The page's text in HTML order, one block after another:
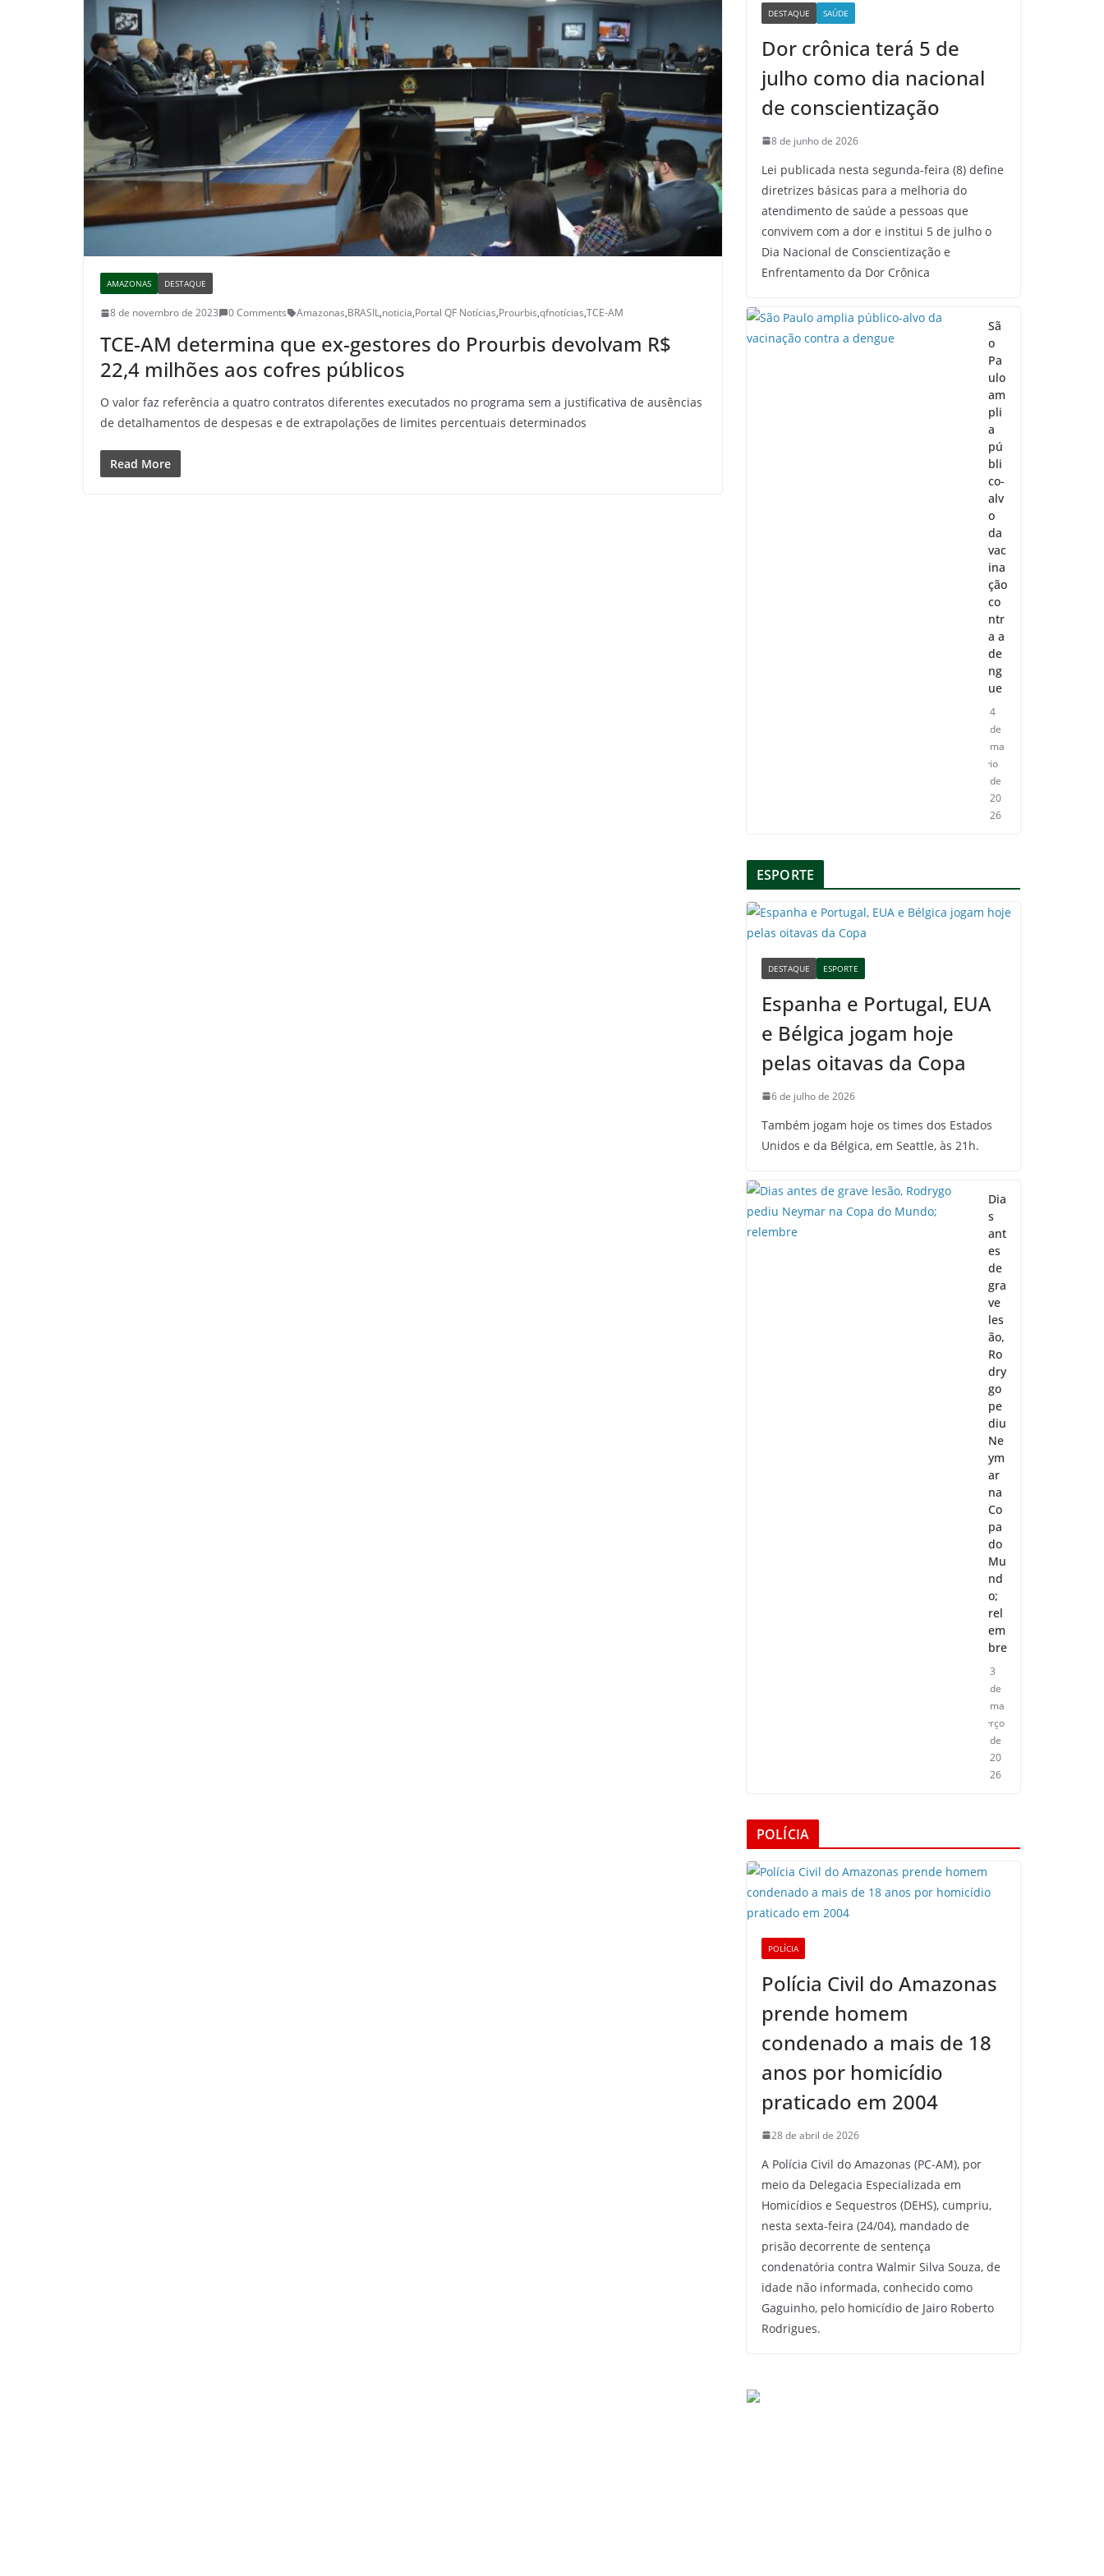
AMAZONAS DESTAQUE
8 de novembro de 2023 0 Comments Amazonas,BRASIL,noticia,Portal QF Notícias,Prourbis,qfnotícias,TCE-AM
TCE-AM determina que ex-gestores do Prourbis devolvam R$
22,4 milhões aos cofres públicos
O valor faz referência a quatro contratos diferentes executados no programa sem a justificativa de ausências
de detalhamentos de despesas e de extrapolações de limites percentuais determinados
Read More
DESTAQUE SAÚDE
Dor crônica terá 5 de
julho como dia nacional
de conscientização
8 de junho de 2026
Lei publicada nesta segunda-feira (8) define
diretrizes básicas para a melhoria do
atendimento de saúde a pessoas que
convivem com a dor e institui 5 de julho o
Dia Nacional de Conscientização e
Enfrentamento da Dor Crônica
Sã
o
Pa
ulo
am
pli
a
pú
bli
co-
alv
o
da
vac
ina
ção
co
ntr
a a
de
ng
ue
4
de
ma
io
de
20
26
ESPORTE
DESTAQUE ESPORTE
Espanha e Portugal, EUA
e Bélgica jogam hoje
pelas oitavas da Copa
6 de julho de 2026
Também jogam hoje os times dos Estados
Unidos e da Bélgica, em Seattle, às 21h.
Dia
s
ant
es
de
gra
ve
les
ão,
Ro
dry
go
pe
diu
Ne
ym
ar
na
Co
pa
do
Mu
nd
o;
rel
em
bre
3
de
ma
rço
de
20
26
POLÍCIA
POLÍCIA
Polícia Civil do Amazonas
prende homem
condenado a mais de 18
anos por homicídio
praticado em 2004
28 de abril de 2026
A Polícia Civil do Amazonas (PC-AM), por
meio da Delegacia Especializada em
Homicídios e Sequestros (DEHS), cumpriu,
nesta sexta-feira (24/04), mandado de
prisão decorrente de sentença
condenatória contra Walmir Silva Souza, de
idade não informada, conhecido como
Gaguinho, pelo homicídio de Jairo Roberto
Rodrigues.